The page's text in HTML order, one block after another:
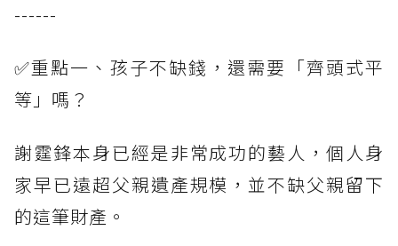
------
✅重點一、孩子不缺錢，還需要「齊頭式平
等」嗎？
謝霆鋒本身已經是非常成功的藝人，個人身
家早已遠超父親遺產規模，並不缺父親留下
的這筆財產。